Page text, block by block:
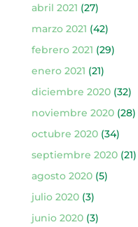
abril 2021 (27)
marzo 2021 (42)
febrero 2021 (29)
enero 2021 (21)
diciembre 2020(32)
noviembre 2020(28)
octubre 2020(34)
septiembre 2020(21)
agosto 2020(5)
julio 2020(3)
junio 2020(3)